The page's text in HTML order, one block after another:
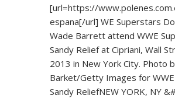
[url=https://
espana[/url] WE Superstars
Wade Barrett attend WWE
Sandy Relief at Cipriani, Wall
2013 in New York City. Photo
Barket/Getty Images for
Sandy ReliefNEW YORK, NY